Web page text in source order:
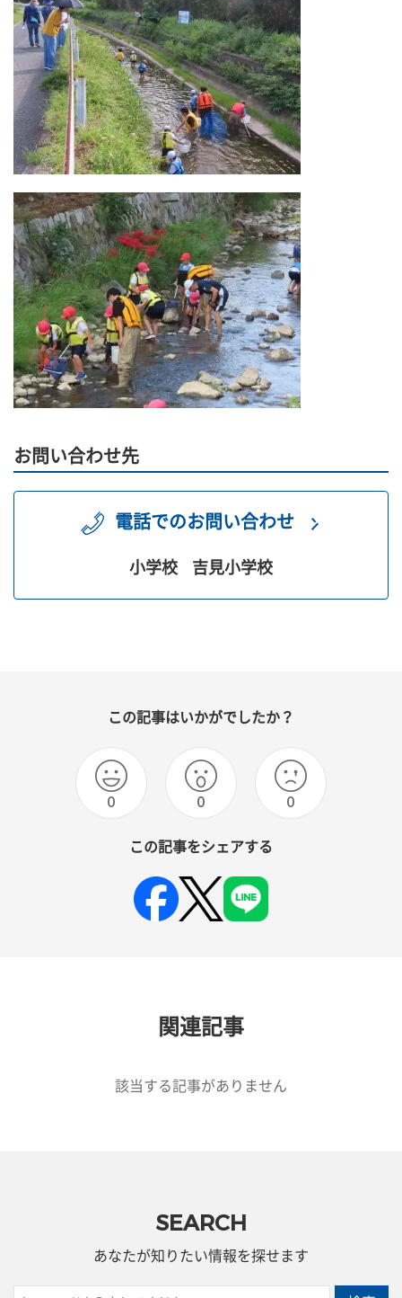
お問い合わせ先
電話でのお問い合わせ
小学校 吉見小学校
この記事はいかがでしたか？
0 0 0
この記事をシェアする
関連記事
該当する記事がありません
SEARCH
あなたが知りたい情報を探せます